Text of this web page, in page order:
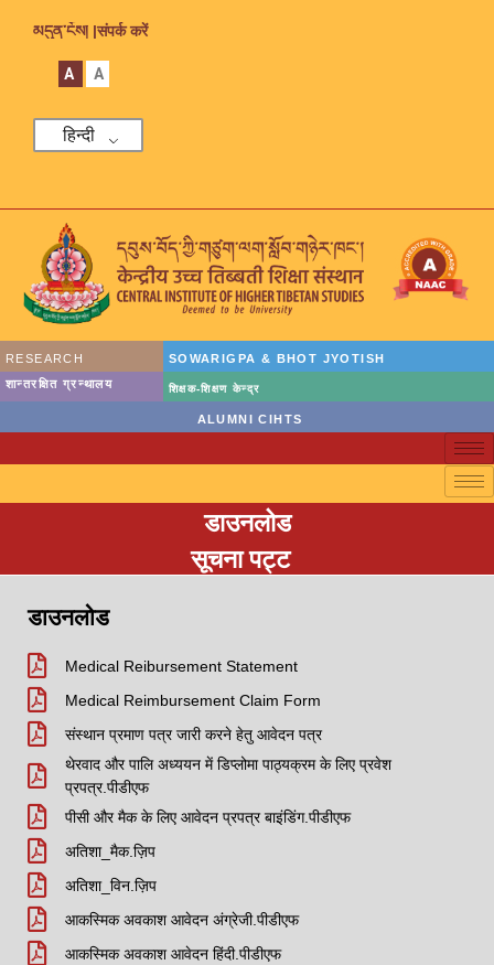
མདུན་ངོས། |संपर्क करें
A A
हिन्दी
RESEARCH
SOWARIGPA & BHOT JYOTISH
शान्तरक्षित ग्रन्थालय
शिक्षक-शिक्षण केन्द्र
ALUMNI CIHTS
डाउनलोड
सूचना पट्ट
डाउनलोड
Medical Reibursement Statement
Medical Reimbursement Claim Form
संस्थान प्रमाण पत्र जारी करने हेतु आवेदन पत्र
थेरवाद और पालि अध्ययन में डिप्लोमा पाठ्यक्रम के लिए प्रवेश
प्रपत्र.पीडीएफ
पीसी और मैक के लिए आवेदन प्रपत्र बाइंडिंग.पीडीएफ
अतिशा_मैक.ज़िप
अतिशा_विन.ज़िप
आकस्मिक अवकाश आवेदन अंग्रेजी.पीडीएफ
आकस्मिक अवकाश आवेदन हिंदी.पीडीएफ